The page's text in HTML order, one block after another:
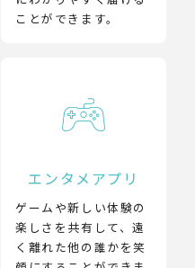
ことができます。
エンタメアプリ
ゲームや新しい体験の
楽しさを共有して、遠
く離れた他の誰かを笑